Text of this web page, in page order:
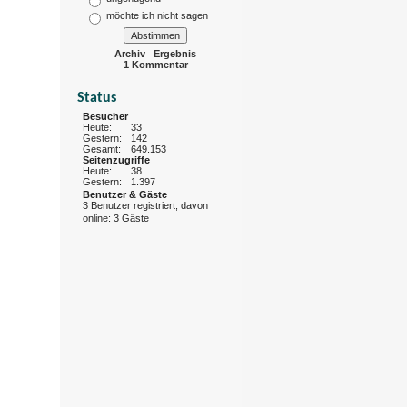
möchte ich nicht sagen
Archiv
Ergebnis
1 Kommentar
Status
Besucher
Heute:
33
Gestern:
142
Gesamt:
649.153
Seitenzugriffe
Heute:
38
Gestern:
1.397
Benutzer & Gäste
3 Benutzer registriert, davon
online: 3 Gäste